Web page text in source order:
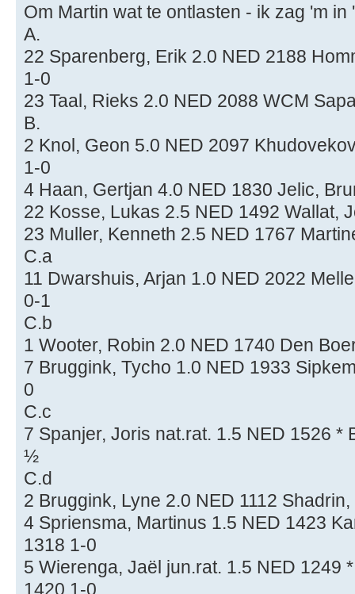
Om Martin wat te ontlasten - ik zag 'm in
A.
22 Sparenberg, Erik 2.0 NED 2188
1-0
23 Taal, Rieks 2.0 NED 2088 WCM
B.
2 Knol, Geon 5.0 NED 2097
1-0
4 Haan, Gertjan 4.0 NED 1830 Jelic,
22 Kosse, Lukas 2.5 NED 1492 Wallat,
23 Muller, Kenneth 2.5 NED 1767
C.a
11 Dwarshuis, Arjan 1.0 NED 2022
0-1
C.b
1 Wooter, Robin 2.0 NED 1740 Den
7 Bruggink, Tycho 1.0 NED 1933
0
C.c
7 Spanjer, Joris nat.rat. 1.5 NED 1526
½
C.d
2 Bruggink, Lyne 2.0 NED 1112
4 Spriensma, Martinus 1.5 NED 1423
1318 1-0
5 Wierenga, Jaël jun.rat. 1.5 NED 1249
1420 1-0